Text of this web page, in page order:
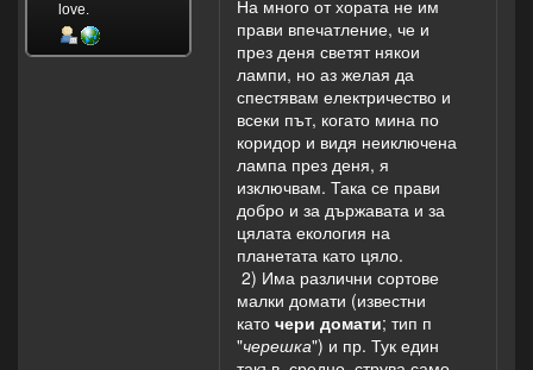
love.
На много от хората не им
прави впечатление, че и
през деня светят някои
лампи, но аз желая да
спестявам електричество и
всеки път, когато мина по
коридор и видя неиключена
лампа през деня, я
изключвам. Така се прави
добро и за държавата и за
цялата екология на
планетата като цяло.
2) Има различни сортове
малки домати (известни
като чери домати; тип п
"черешка") и пр. Тук един